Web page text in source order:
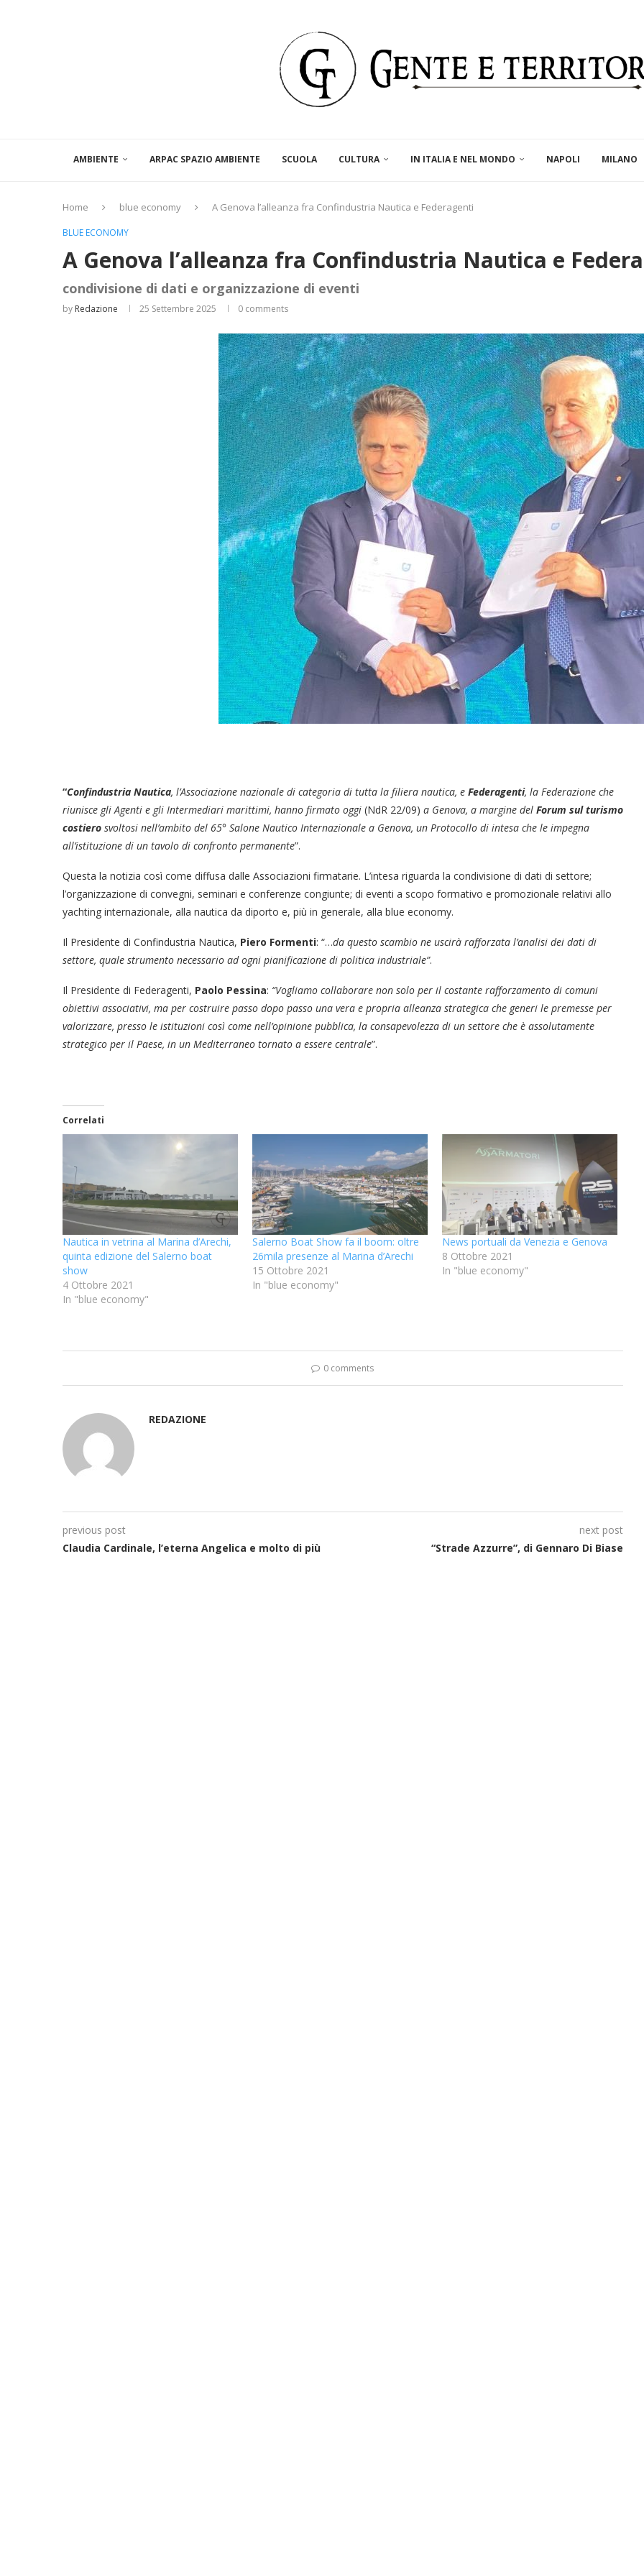
AMBIENTE ARPAC SPAZIO AMBIENTE SCUOLA CULTURA IN ITALIA E NEL MONDO NAPOLI MILANO
Home blue economy A Genova l’alleanza fra Confindustria Nautica e Federagenti
BLUE ECONOMY
A Genova l’alleanza fra Confindustria Nautica e
condivisione di dati e organizzazione di eventi
by Redazione 25 Settembre 2025 0 comments
“Confindustria Nautica, l’Associazione nazionale di categoria di tutta la filiera nautica, e Federagenti, la Federazione che
riunisce gli Agenti e gli Intermediari marittimi, hanno firmato oggi (NdR 22/09) a Genova, a margine del Forum sul turismo
costiero svoltosi nell’ambito del 65° Salone Nautico Internazionale a Genova, un Protocollo di intesa che le impegna
all’istituzione di un tavolo di confronto permanente”.
Questa la notizia così come diffusa dalle Associazioni firmatarie. L’intesa riguarda la condivisione di dati di settore;
l’organizzazione di convegni, seminari e conferenze congiunte; di eventi a scopo formativo e promozionale relativi allo
yachting internazionale, alla nautica da diporto e, più in generale, alla blue economy.
Il Presidente di Confindustria Nautica, Piero Formenti: “…da questo scambio ne uscirà rafforzata l’analisi dei dati di
settore, quale strumento necessario ad ogni pianificazione di politica industriale”.
Il Presidente di Federagenti, Paolo Pessina: “Vogliamo collaborare non solo per il costante rafforzamento di comuni
obiettivi associativi, ma per costruire passo dopo passo una vera e propria alleanza strategica che generi le premesse per
valorizzare, presso le istituzioni così come nell’opinione pubblica, la consapevolezza di un settore che è assolutamente
strategico per il Paese, in un Mediterraneo tornato a essere centrale”.
Correlati
Nautica in vetrina al Marina d’Arechi,
quinta edizione del Salerno boat
show
4 Ottobre 2021
In "blue economy"
Salerno Boat Show fa il boom: oltre
26mila presenze al Marina d’Arechi
15 Ottobre 2021
In "blue economy"
News portuali da Venezia e Genova
8 Ottobre 2021
In "blue economy"
0 comments
REDAZIONE
previous post
Claudia Cardinale, l’eterna Angelica e molto di più
next post
“Strade Azzurre”, di Gennaro Di Biase
“Il respiro
di